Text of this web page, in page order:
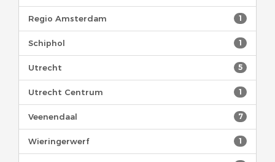
1
Regio Amsterdam
1
Schiphol
5
Utrecht
1
Utrecht Centrum
7
Veenendaal
1
Wieringerwerf